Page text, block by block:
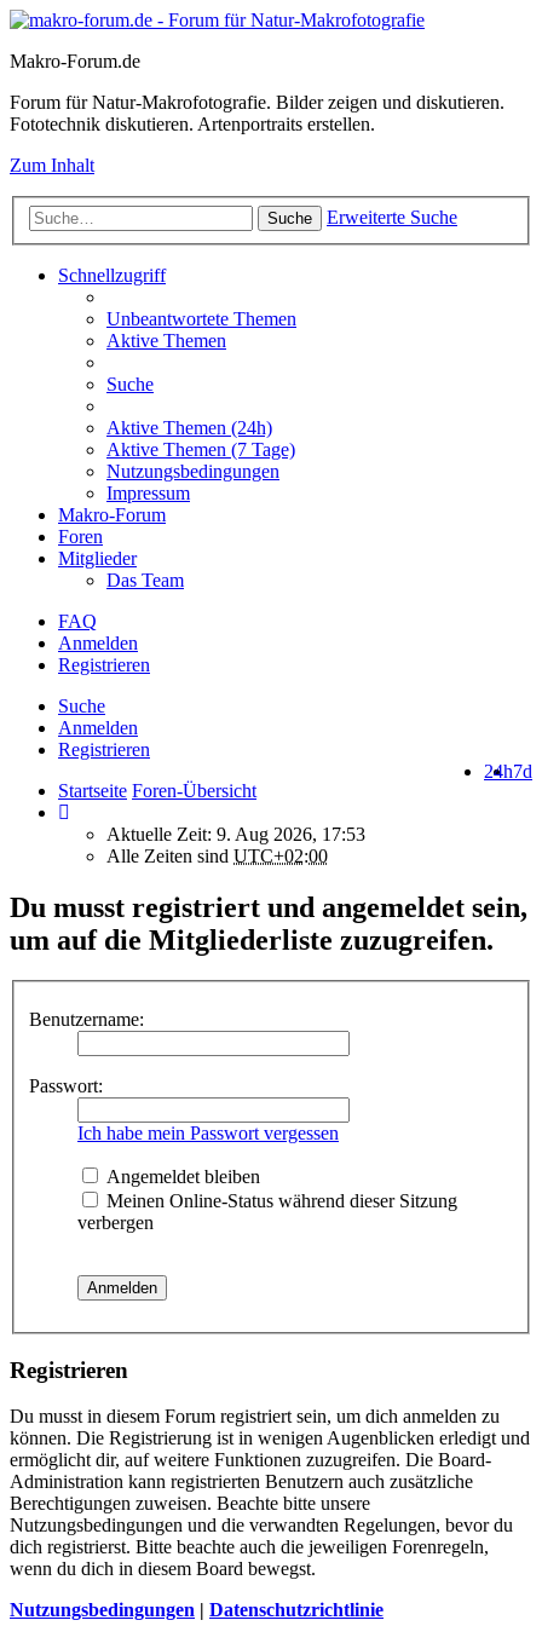
Makro-Forum.de
Forum für Natur-Makrofotografie. Bilder zeigen und diskutieren.
Fototechnik diskutieren. Artenportraits erstellen.
Zum Inhalt
Suche Erweiterte Suche
Schnellzugriff
Unbeantwortete Themen
Aktive Themen
Suche
Aktive Themen (24h)
Aktive Themen (7 Tage)
Nutzungsbedingungen
Impressum
Makro-Forum
Foren
Mitglieder
Das Team
FAQ
Anmelden
Registrieren
Suche
Anmelden
Registrieren
7d
24h
Startseite Foren-Übersicht
Aktuelle Zeit: 9. Aug 2026, 17:53
Alle Zeiten sind UTC+02:00
Du musst registriert und angemeldet sein,
um auf die Mitgliederliste zuzugreifen.
Benutzername:
Passwort:
Ich habe mein Passwort vergessen
Angemeldet bleiben
Meinen Online-Status während dieser Sitzung
verbergen
Registrieren
Du musst in diesem Forum registriert sein, um dich anmelden zu
können. Die Registrierung ist in wenigen Augenblicken erledigt und
ermöglicht dir, auf weitere Funktionen zuzugreifen. Die Board-
Administration kann registrierten Benutzern auch zusätzliche
Berechtigungen zuweisen. Beachte bitte unsere
Nutzungsbedingungen und die verwandten Regelungen, bevor du
dich registrierst. Bitte beachte auch die jeweiligen Forenregeln,
wenn du dich in diesem Board bewegst.
Nutzungsbedingungen | Datenschutzrichtlinie